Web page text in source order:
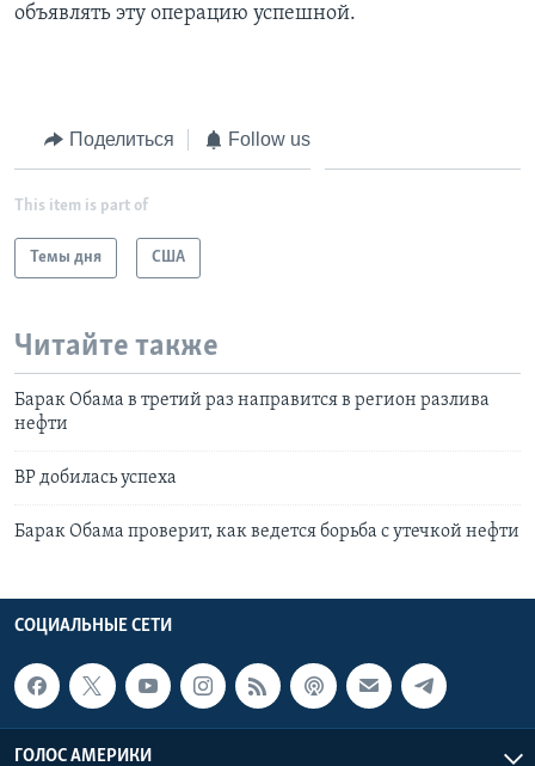
объявлять эту операцию успешной.
Поделиться Follow us
This item is part of
Темы дня США
Читайте также
Барак Обама в третий раз направится в регион разлива
нефти
BP добилась успеха
Барак Обама проверит, как ведется борьба с утечкой нефти
СОЦИАЛЬНЫЕ СЕТИ
ГОЛОС АМЕРИКИ